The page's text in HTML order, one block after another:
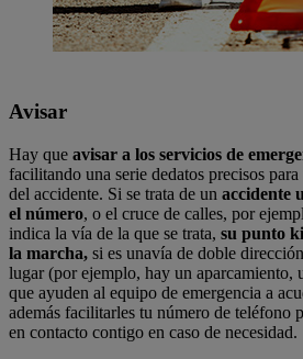
Avisar
Hay que avisar a los servicios de
facilitando una serie dedatos precisos
del accidente. Si se trata de un accidente
el número, o el cruce de calles, por
indica la vía de la que se trata, su punto
la marcha, si es unavía de doble
lugar (por ejemplo, hay un
que ayuden al equipo de emergencia a
además facilitarles tu número de teléfono
en contacto contigo en caso de necesidad.